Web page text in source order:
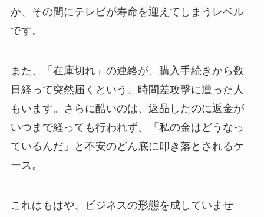
か、その間にテレビが寿命を迎えてしまうレベル
です。
また、「在庫切れ」の連絡が、購入手続きから数
日経って突然届くという、時間差攻撃に遭った人
もいます。さらに酷いのは、返品したのに返金が
いつまで経っても行われず、「私の金はどうなっ
ているんだ」と不安のどん底に叩き落とされるケ
ース。
これはもはや、ビジネスの形態を成していませ